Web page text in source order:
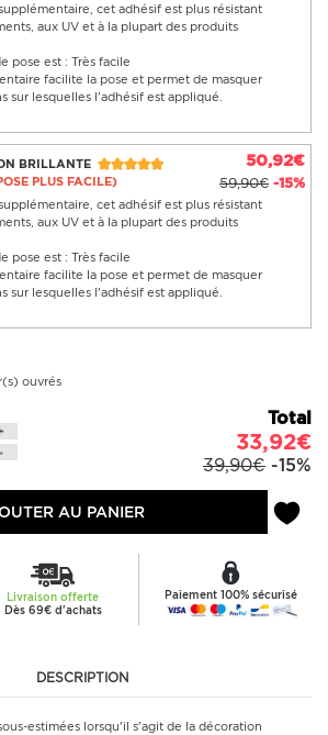
cet adhésif est plus résistant
aux UV et à la plupart des produits
pose est : Très facile
facilite la pose et permet de masquer
sur lesquelles l'adhésif est appliqué.
BRILLANTE
PLUS FACILE)
50,92€
59,90€ -15%
cet adhésif est plus résistant
aux UV et à la plupart des produits
pose est : Très facile
facilite la pose et permet de masquer
sur lesquelles l'adhésif est appliqué.
ouvrés
Total
33,92€
39,90€ -15%
AU PANIER
Livraison offerte
Dès 69€ d'achats
Paiement 100% sécurisé
DESCRIPTION
estimées lorsqu'il s'agit de la décoration